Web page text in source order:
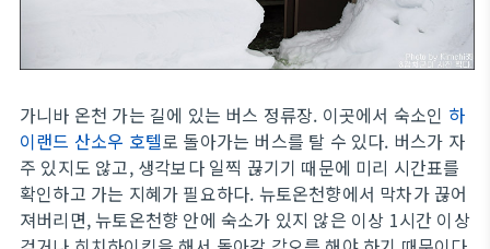
가니바 온천 가는 길에 있는 버스 정류장. 이곳에서 숙소인 하
이랜드 산소우 호텔로 돌아가는 버스를 탈 수 있다. 버스가 자
주 있지도 않고, 생각보다 일찍 끊기기 때문에 미리 시간표를
확인하고 가는 지혜가 필요하다. 뉴토온천향에서 막차가 끊어
져버리면, 뉴토온천향 안에 숙소가 있지 않은 이상 1시간 이상